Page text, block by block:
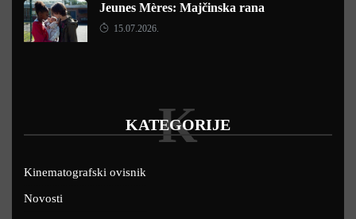
Jeunes Mères: Majčinska rana
15.07.2026.
KATEGORIJE
K
Kinematografski ovisnik
Novosti